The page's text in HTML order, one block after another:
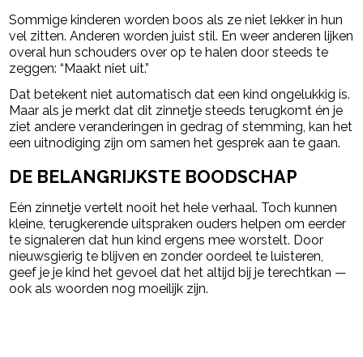
Sommige kinderen worden boos als ze niet lekker in hun
vel zitten. Anderen worden juist stil. En weer anderen lijken
overal hun schouders over op te halen door steeds te
zeggen: “Maakt niet uit.”
Dat betekent niet automatisch dat een kind ongelukkig is.
Maar als je merkt dat dit zinnetje steeds terugkomt én je
ziet andere veranderingen in gedrag of stemming, kan het
een uitnodiging zijn om samen het gesprek aan te gaan.
DE BELANGRIJKSTE BOODSCHAP
Eén zinnetje vertelt nooit het hele verhaal. Toch kunnen
kleine, terugkerende uitspraken ouders helpen om eerder
te signaleren dat hun kind ergens mee worstelt. Door
nieuwsgierig te blijven en zonder oordeel te luisteren,
geef je je kind het gevoel dat het altijd bij je terechtkan —
ook als woorden nog moeilijk zijn.